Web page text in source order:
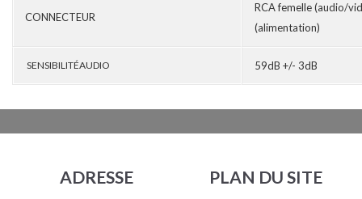
CONNECTEUR
RCA femelle (audio/
(alimentation)
SENSIBILITÉAUDIO 59dB +/- 3dB
ADRESSE PLAN DU SITE